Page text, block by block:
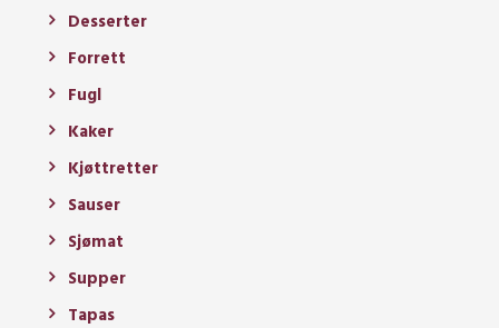
Desserter
Forrett
Fugl
Kaker
Kjøttretter
Sauser
Sjømat
Supper
Tapas